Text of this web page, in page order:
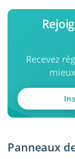
Recevez
Panneaux